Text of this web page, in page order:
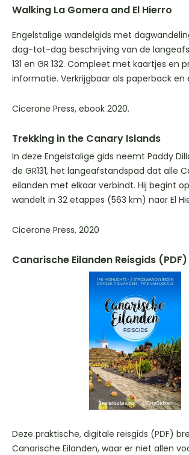
Walking La Gomera and El Hierro
Engelstalige wandelgids met
dag-tot-dag beschrijving van de
131 en GR 132. Compleet met kaartjes en
informatie. Verkrijgbaar als paperback en
Cicerone Press, ebook 2020.
Trekking in the Canary Islands
In deze Engelstalige gids neemt Paddy
de GR131, het langeafstandspad dat alle
eilanden met elkaar verbindt. Hij begint
wandelt in 32 etappes (563 km) naar El
Cicerone Press, 2020
Canarische Eilanden Reisgids (PDF)
Deze praktische, digitale reisgids (PDF)
Canarische Eilanden, waar er niet allen